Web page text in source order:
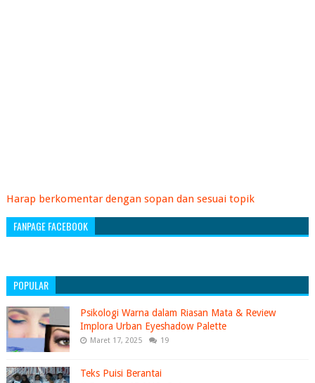
Harap berkomentar dengan sopan dan sesuai topik
FANPAGE FACEBOOK
POPULAR
Psikologi Warna dalam Riasan Mata & Review
Implora Urban Eyeshadow Palette
Maret 17, 2025 19
Teks Puisi Berantai